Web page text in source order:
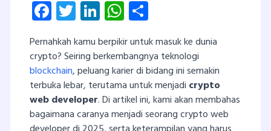
Facebook
Twitter
LinkedInWhatsApp
Pernahkah kamu berpikir untuk masuk ke dunia
crypto? Seiring berkembangnya teknologi
blockchain, peluang karier di bidang ini semakin
terbuka lebar, terutama untuk menjadi crypto
web developer. Di artikel ini, kami akan membahas
bagaimana caranya menjadi seorang crypto web